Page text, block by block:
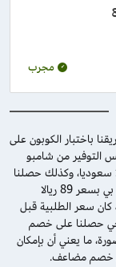
مجرب
باختبار الكوبون على
التوفير من شامبو
لون أسود من جي بي بسعر 199 ريالا سعوديا، وكذلك حصلنا
على عرض العيد، حيث تسوقنا شامبو صبغة أسود جي بي بسعر 89 ريالا
500 مل مجانا، وقد كان سعر الطلبية قبل
حصلنا على خصم
ما يعني أن بإمكان
خصم مضاعف.